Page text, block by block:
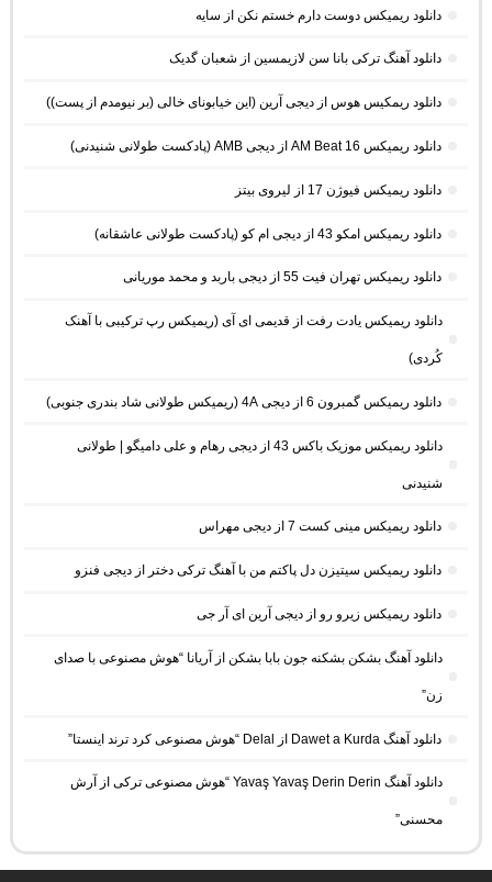
دانلود ریمیکس دوست دارم خستم نکن از سایه
دانلود آهنگ ترکی بانا سن لازیمسین از شعبان گدیک
دانلود ریمکیس هوس از دیجی آرین (این خیابونای خالی (بر نیومدم از پست))
دانلود ریمیکس AM Beat 16 از دیجی AMB (پادکست طولانی شنیدنی)
دانلود ریمیکس فیوژن 17 از لیروی بیتز
دانلود ریمیکس امکو 43 از دیجی ام کو (پادکست طولانی عاشقانه)
دانلود ریمیکس تهران فیت 55 از دیجی باربد و محمد موریانی
دانلود ریمیکس یادت رفت از قدیمی ای آی (ریمیکس رپ ترکیبی با آهنک
کُردی)
دانلود ریمیکس گمبرون 6 از دیجی 4A (ریمیکس طولانی شاد بندری جنوبی)
دانلود ریمیکس موزیک باکس 43 از دیجی رهام و علی دامیگو | طولانی
شنیدنی
دانلود ریمیکس مینی کست 7 از دیجی مهراس
دانلود ریمیکس سیتیزن دل پاکتم من با آهنگ ترکی دختر از دیجی فنزو
دانلود ریمیکس زیرو رو از دیجی آرین ای آر جی
دانلود آهنگ بشکن بشکنه جون بابا بشکن از آریانا “هوش مصنوعی با صدای
زن”
دانلود آهنگ Dawet a Kurda از Delal “هوش مصنوعی کرد ترند اینستا”
دانلود آهنگ Yavaş Yavaş Derin Derin “هوش مصنوعی ترکی از آرش
محسنی”